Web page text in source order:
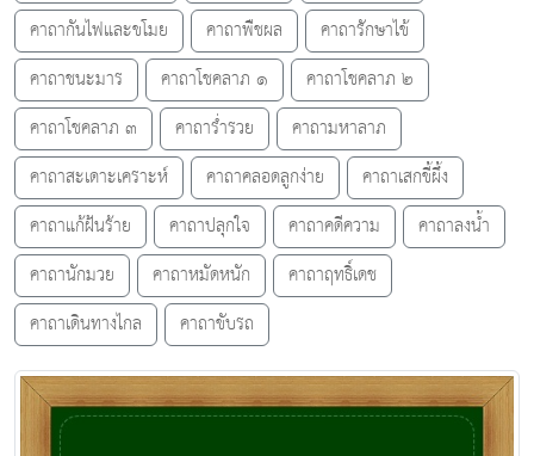
คาถากันไฟและขโมย
คาถาพืชผล
คาถารักษาไข้
คาถาชนะมาร
คาถาโชคลาภ ๑
คาถาโชคลาภ ๒
คาถาโชคลาภ ๓
คาถาร่ำรวย
คาถามหาลาภ
คาถาสะเดาะเคราะห์
คาถาคลอดลูกง่าย
คาถาเสกขี้ผึ้ง
คาถาแก้ฝ้นร้าย
คาถาปลุกใจ คาถาคดีความ
คาถาลงน้ำ
คาถานักมวย
คาถาหมัดหนัก
คาถาฤทธิ์เดช
คาถาเดินทางไกล
คาถาขับรถ